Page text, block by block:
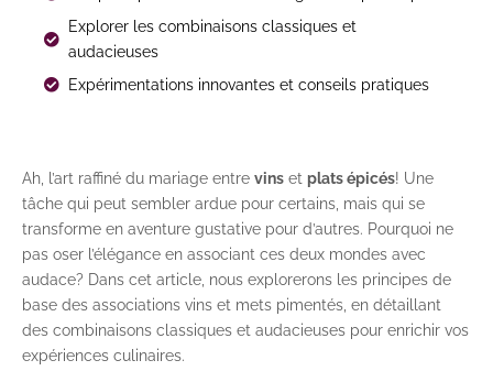
Explorer les combinaisons classiques et
audacieuses
Expérimentations innovantes et conseils pratiques
Ah, l’art raffiné du mariage entre vins et plats épicés! Une
tâche qui peut sembler ardue pour certains, mais qui se
transforme en aventure gustative pour d’autres. Pourquoi ne
pas oser l’élégance en associant ces deux mondes avec
audace? Dans cet article, nous explorerons les principes de
base des associations vins et mets pimentés, en détaillant
des combinaisons classiques et audacieuses pour enrichir vos
expériences culinaires.